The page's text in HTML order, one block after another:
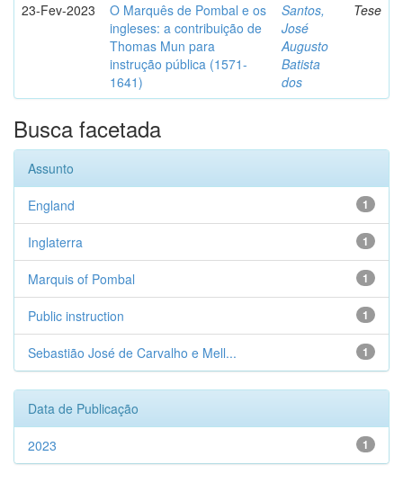
23-Fev-2023
O Marquês de Pombal e os
ingleses: a contribuição de
Thomas Mun para
instrução pública (1571-
1641)
Santos,
José
Augusto
Batista
dos
Tese
Busca facetada
Assunto
1
England
1
Inglaterra
1
Marquis of Pombal
1
Public instruction
1
Sebastião José de Carvalho e Mell...
Data de Publicação
1
2023